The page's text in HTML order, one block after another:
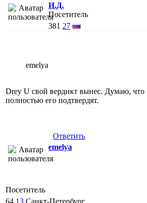
И.Д.
Посетитель
381 27
emelya
Drey U свой вердикт вынес. Думаю, что
полностью его подтвердят.
Ответить
emelya
Посетитель
64 13 Санкт-Петербург